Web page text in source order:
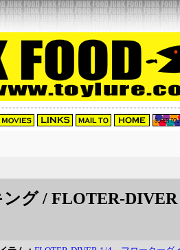
グ / FLOTER-